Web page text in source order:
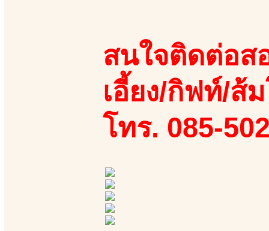
สนใจติดต่อส
เอี้ยง/กิฟท์/ส้
โทร. 085-